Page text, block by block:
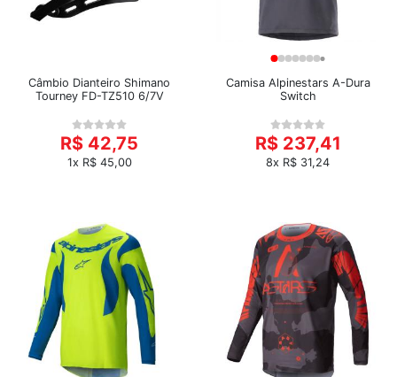
Câmbio Dianteiro Shimano
Tourney FD-TZ510 6/7V
R$ 42,75
1x R$ 45,00
Camisa Alpinestars A-Dura
Switch
R$ 237,41
8x R$ 31,24